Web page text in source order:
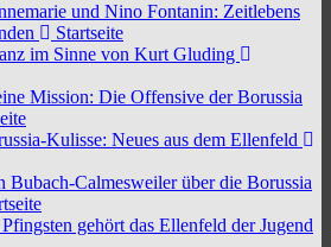
und Nino Fontanin: Zeitlebens
Startseite
im Sinne von Kurt Gluding
Mission: Die Offensive der Borussia
Kulisse: Neues aus dem Ellenfeld
Bubach-Calmesweiler über die Borussia
gehört das Ellenfeld der Jugend